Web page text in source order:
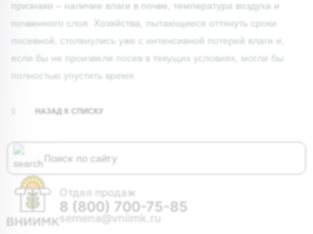
признаки – наличие влаги в почве, температура воздуха и
почвенного слоя. Хозяйства, пытающиеся оттянуть сроки
посевной, столкнулись уже с интенсивной потерей влаги и,
если бы не произвели посев в текущих условиях, могли бы
полностью упустить время.
НАЗАД К СПИСКУ
Отдел продаж
8 (800) 700-75-85
semena@vniimk.ru